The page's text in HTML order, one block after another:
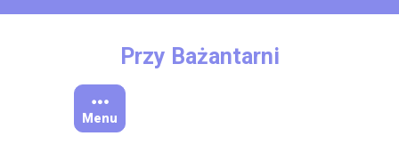
Przy Bażantarni
Menu